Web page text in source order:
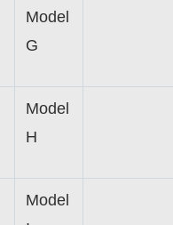
Model
G
Model
H
Model